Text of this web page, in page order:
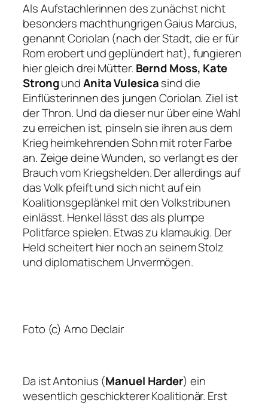
Als Aufstachlerinnen des zunächst nicht
besonders machthungrigen Gaius Marcius,
genannt Coriolan (nach der Stadt, die er für
Rom erobert und geplündert hat), fungieren
hier gleich drei Mütter. Bernd Moss, Kate
StrongundAnita Vulesicasind die
Einflüsterinnen des jungen Coriolan. Ziel ist
der Thron. Und da dieser nur über eine Wahl
zu erreichen ist, pinseln sie ihren aus dem
Krieg heimkehrenden Sohn mit roter Farbe
an. Zeige deine Wunden, so verlangt es der
Brauch vom Kriegshelden. Der allerdings auf
das Volk pfeift und sich nicht auf ein
Koalitionsgeplänkel mit den Volkstribunen
einlässt. Henkel lässt das als plumpe
Politfarce spielen. Etwas zu klamaukig. Der
Held scheitert hier noch an seinem Stolz
und diplomatischem Unvermögen.
Foto (c) Arno Declair
Da ist Antonius (Manuel Harder) ein
wesentlich geschickterer Koalitionär. Erst